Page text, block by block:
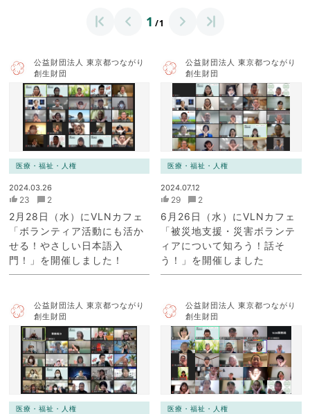
1 /1
公益財団法人 東京都つながり
創生財団
医療・福祉・人権
2024.03.26
23 2
2月28日（水）にVLNカフェ
「ボランティア活動にも活か
せる！やさしい日本語入
門！」を開催しました！
公益財団法人 東京都つながり
創生財団
医療・福祉・人権
2024.07.12
29 2
6月26日（水）にVLNカフェ
「被災地支援・災害ボランテ
ィアについて知ろう！話そ
う！」を開催しました
公益財団法人 東京都つながり
創生財団
医療・福祉・人権
公益財団法人 東京都つながり
創生財団
医療・福祉・人権